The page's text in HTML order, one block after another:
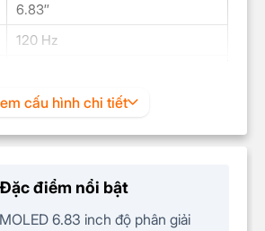
6.83″
120 Hz
1.5K (1280 x 2772 Pixels)
MediaTek Dimensity 8400-Ultra 8
nhân
cấu hình chi tiết
Đặc điểm nổi bật
6.83 inch độ phân giải